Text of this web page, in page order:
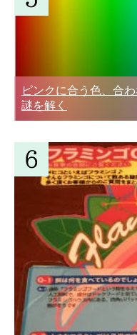
ピンクに合う色、合
謎を解く